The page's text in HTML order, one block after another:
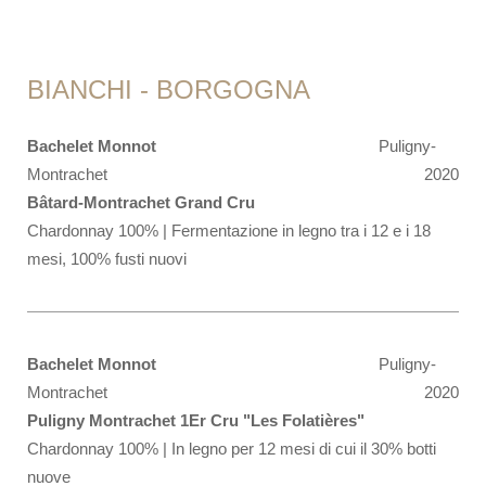
BIANCHI - BORGOGNA
Bachelet Monnot
Puligny-
Montrachet
2020
Bâtard-Montrachet Grand Cru
Chardonnay 100% | Fermentazione in legno tra i 12 e i 18
mesi, 100% fusti nuovi
Bachelet Monnot
Puligny-
Montrachet
2020
Puligny Montrachet 1Er Cru "Les Folatières"
Chardonnay 100% | In legno per 12 mesi di cui il 30% botti
nuove